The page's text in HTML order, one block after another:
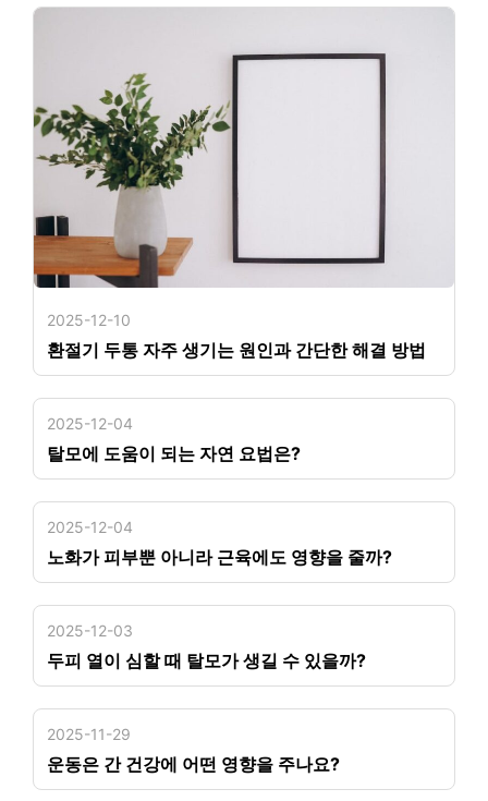
2025-12-10
환절기 두통 자주 생기는 원인과 간단한 해결 방법
2025-12-04
탈모에 도움이 되는 자연 요법은?
2025-12-04
노화가 피부뿐 아니라 근육에도 영향을 줄까?
2025-12-03
두피 열이 심할 때 탈모가 생길 수 있을까?
2025-11-29
운동은 간 건강에 어떤 영향을 주나요?